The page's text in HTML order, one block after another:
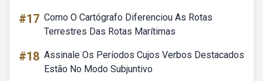
#17 Como O Cartógrafo Diferenciou As Rotas
Terrestres Das Rotas Marítimas
#18 Assinale Os Períodos Cujos Verbos Destacados
Estão No Modo Subjuntivo